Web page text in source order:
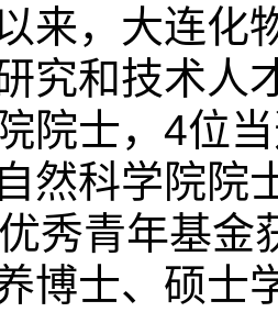
来，大连化
究和技术人
院士，4位
然科学院院
秀青年基金
博士、硕士